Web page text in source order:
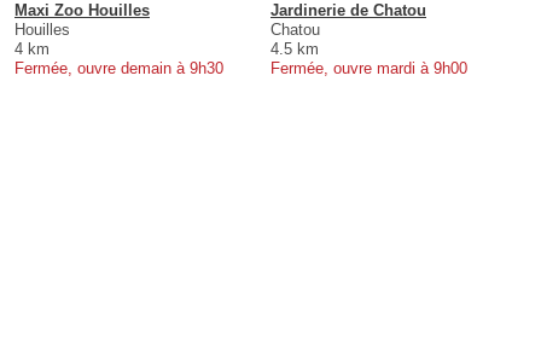
Maxi Zoo Houilles
Houilles
4 km
Fermée, ouvre demain à 9h30
Jardinerie de Chatou
Chatou
4.5 km
Fermée, ouvre mardi à 9h00